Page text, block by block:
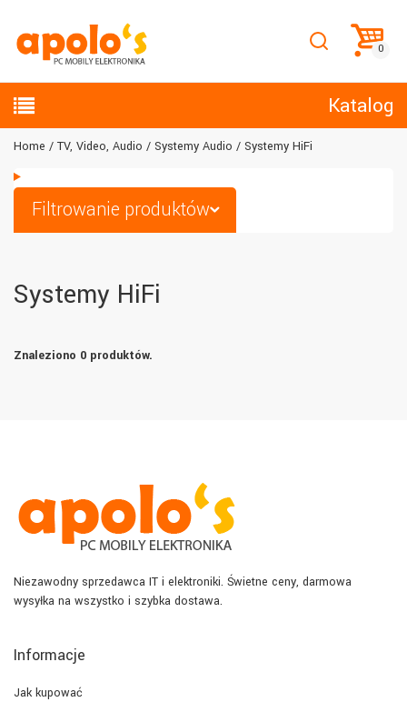
Katalog
Home TV, Video, Audio Systemy Audio Systemy HiFi
Filtrowanie produktów
Systemy HiFi
Znaleziono 0 produktów.
Niezawodny sprzedawca IT i elektroniki. Świetne ceny, darmowa
wysyłka na wszystko i szybka dostawa.
Informacje
Jak kupować